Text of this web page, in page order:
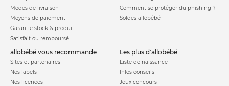
Modes de livraison
Moyens de paiement
Garantie stock & produit
Satisfait ou remboursé
Comment se protéger du phishing ?
Soldes allobébé
allobébé vous recommande
Sites et partenaires
Nos labels
Nos licences
les plus d'allobébé
Liste de naissance
Infos conseils
Jeux concours